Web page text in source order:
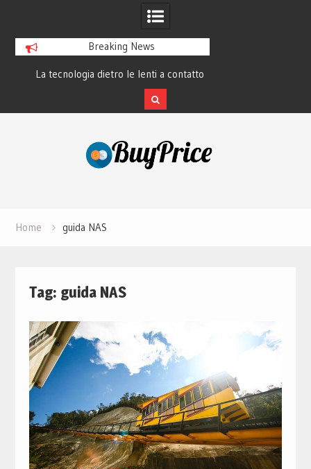
Breaking News
La tecnologia dietro le lenti a contatto
smart e il futuro visivo
Home guida NAS
Tag: guida NAS